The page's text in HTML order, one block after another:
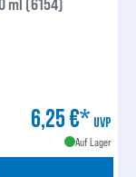
6,25 €* UVP
Auf Lager